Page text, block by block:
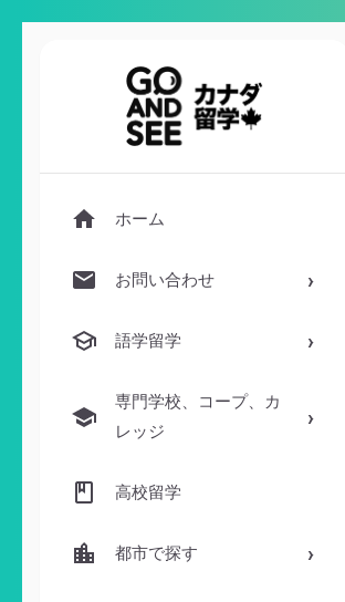
ホーム
お問い合わせ
語学留学
専門学校、コープ、カ
レッジ
高校留学
都市で探す